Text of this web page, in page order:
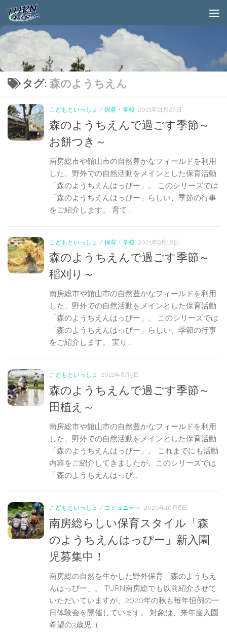
タグ: 森のようちえん
こどもといっしょ / 保育・学校 2021年11月27日
森のようちえんで過ごす季節～
お餅つき～
南房総市や館山市の自然豊かなフィールドを利用
した、野外での自然活動をメインとした保育活動
「森のようちえんはっぴー」。 このシリーズでは
「森のようちえんはっぴー」らしい、季節の行事
をご紹介します。 育て...
こどもといっしょ / 保育・学校 2021年9月18日
森のようちえんで過ごす季節～
稲刈り～
南房総市や館山市の自然豊かなフィールドを利用
した、野外での自然活動をメインとした保育活動
「森のようちえんはっぴー」。 このシリーズでは
「森のようちえんはっぴー」らしい、季節の行事
をご紹介します。 実り...
こどもといっしょ 2021年6月5日
森のようちえんで過ごす季節～
田植え～
南房総市や館山市の自然豊かなフィールドを利用
した、野外での自然活動をメインとした保育活動
「森のようちえんはっぴー」。 これまでにも活動
内容をご紹介してきましたが、このシリーズでは
「森のようちえんはっぴ...
こどもといっしょ / コミュニティ 2020年10月6日
南房総らしい保育スタイル「森
のようちえんはっぴー」新入園
児募集中！
南房総の自然を生かした野外保育「森のようちえ
んはっぴー」。 TURN南房総でも以前紹介させて
いただいていますが、2020年の秋も毎年恒例の一
日体験会を開催しています。 対象は、来年度入園
希望の3歳児（...